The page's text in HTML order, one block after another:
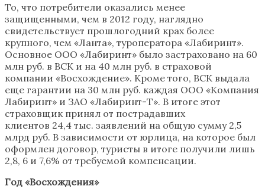
То, что потребители оказались менее
защищенными, чем в 2012 году, наглядно
свидетельствует прошлогодний крах более
крупного, чем «Ланта», туроператора «Лабиринт».
Основное ООО «Лабиринт» было застраховано на 60
млн руб. в ВСК и на 40 млн руб. в страховой
компании «Восхождение». Кроме того, ВСК выдала
еще гарантии на 30 млн руб. каждая ООО «Компания
Лабиринт» и ЗАО «Лабиринт-Т». В итоге этот
страховщик принял от пострадавших
клиентов 24,4 тыс. заявлений на общую сумму 2,5
млрд руб. В зависимости от юрлица, на которое был
оформлен договор, туристы в итоге получили лишь
2,8, 6 и 7,6% от требуемой компенсации.
Год «Восхождения»